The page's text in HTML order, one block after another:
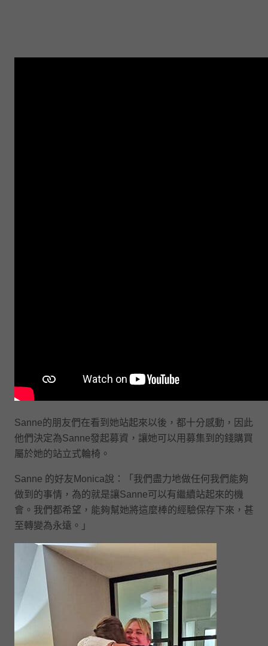
Sanne的朋友們在看到她站起來以後，都十分感動，因此
他們決定為Sanne發起募資，讓她可以用募集到的錢購買
屬於她的站立式輪椅。
Sanne 的好友Monica說：「我們盡力地做任何我們能夠
做到的事情，為的就是讓Sanne可以有繼續站起來的機
會。我們都希望，能夠幫她將這麼棒的經驗保存下來，甚
至轉變為永遠。」